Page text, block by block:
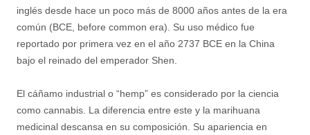
inglés desde hace un poco más de 8000 años antes de la era
común (BCE, before common era). Su uso médico fue
reportado por primera vez en el año 2737 BCE en la China
bajo el reinado del emperador Shen.
El cáñamo industrial o “hemp” es considerado por la ciencia
como cannabis. La diferencia entre este y la marihuana
medicinal descansa en su composición. Su apariencia en